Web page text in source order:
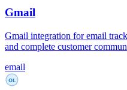
Gmail
Gmail integration for email
and complete customer
email